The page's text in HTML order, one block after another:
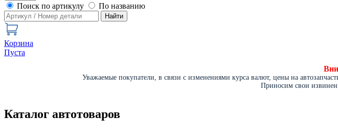
Поиск по артикулу По названию
Найти
Корзина
Пуста
Уважаемые покупатели, в связи с изменениями курса валют, цены на
Приносим свои
Каталог автотоваров